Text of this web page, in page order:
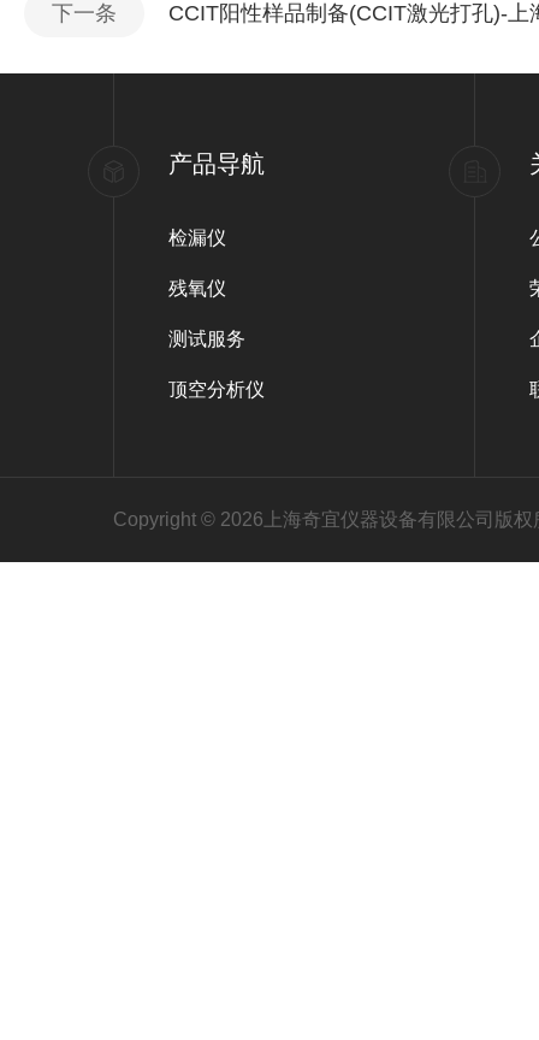
下一条 CCIT阳性样品制备(CCIT激光打孔)-上
产品导航
检漏仪
残氧仪
测试服务
顶空分析仪
Copyright © 2026上海奇宜仪器设备有限公司版